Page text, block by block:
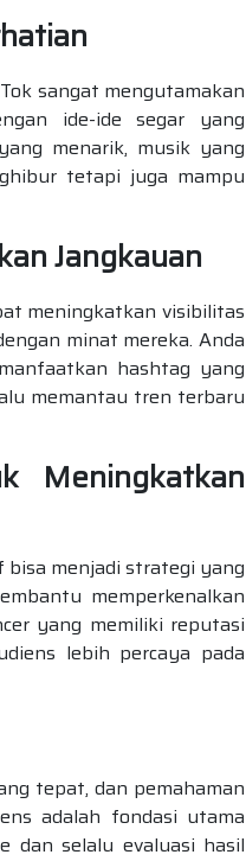
sangat mengutamakan
ide-ide segar yang
menarik, musik yang
tetapi juga mampu
Jangkauan
meningkatkan visibilitas
minat mereka. Anda
hashtag yang
memantau tren terbaru
Meningkatkan
menjadi strategi yang
memperkenalkan
yang memiliki reputasi
lebih percaya pada
tepat, dan pemahaman
adalah fondasi utama
dan selalu evaluasi hasil